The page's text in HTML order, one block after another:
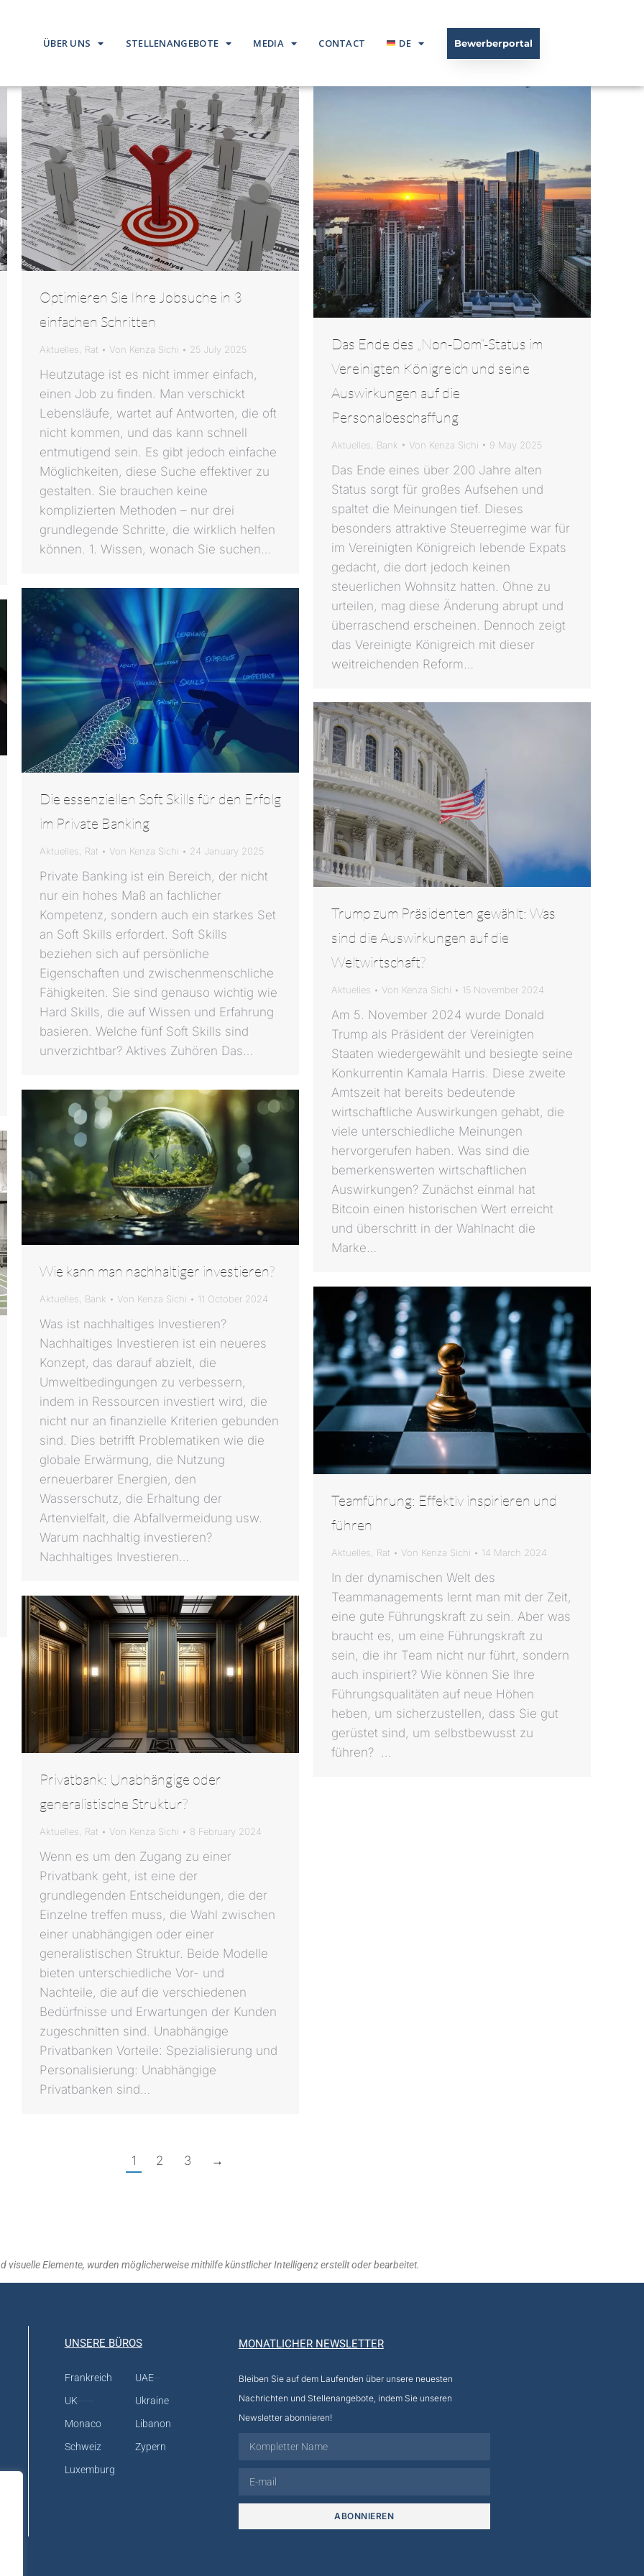
ÜBER UNS STELLENANGEBOTE MEDIA CONTACT DE Bewerberportal
Optimieren Sie Ihre Jobsuche in 3
einfachen Schritten
Aktuelles Rat Von Kenza Sichi 25 July 2025
Heutzutage ist es nicht immer einfach,
einen Job zu finden. Man verschickt
Lebensläufe, wartet auf Antworten, die oft
nicht kommen, und das kann schnell
entmutigend sein. Es gibt jedoch einfache
Möglichkeiten, diese Suche effektiver zu
gestalten. Sie brauchen keine
komplizierten Methoden – nur drei
grundlegende Schritte, die wirklich helfen
können. 1. Wissen, wonach Sie suchen…
Das Ende des „Non-Dom“-Status im
Vereinigten Königreich und seine
Auswirkungen auf die
Personalbeschaffung
Aktuelles Bank Von Kenza Sichi 9 May 2025
Das Ende eines über 200 Jahre alten
Status sorgt für großes Aufsehen und
spaltet die Meinungen tief. Dieses
besonders attraktive Steuerregime war für
im Vereinigten Königreich lebende Expats
gedacht, die dort jedoch keinen
steuerlichen Wohnsitz hatten. Ohne zu
urteilen, mag diese Änderung abrupt und
überraschend erscheinen. Dennoch zeigt
das Vereinigte Königreich mit dieser
weitreichenden Reform…
Die essenziellen Soft Skills für den Erfolg
im Private Banking
Aktuelles Rat Von Kenza Sichi 24 January 2025
Private Banking ist ein Bereich, der nicht
nur ein hohes Maß an fachlicher
Kompetenz, sondern auch ein starkes Set
an Soft Skills erfordert. Soft Skills
beziehen sich auf persönliche
Eigenschaften und zwischenmenschliche
Fähigkeiten. Sie sind genauso wichtig wie
Hard Skills, die auf Wissen und Erfahrung
basieren. Welche fünf Soft Skills sind
unverzichtbar? Aktives Zuhören Das…
Trump zum Präsidenten gewählt: Was
sind die Auswirkungen auf die
Weltwirtschaft?
Aktuelles Von Kenza Sichi 15 November 2024
Am 5. November 2024 wurde Donald
Trump als Präsident der Vereinigten
Staaten wiedergewählt und besiegte seine
Konkurrentin Kamala Harris. Diese zweite
Amtszeit hat bereits bedeutende
wirtschaftliche Auswirkungen gehabt, die
viele unterschiedliche Meinungen
hervorgerufen haben. Was sind die
bemerkenswerten wirtschaftlichen
Auswirkungen? Zunächst einmal hat
Bitcoin einen historischen Wert erreicht
und überschritt in der Wahlnacht die
Marke…
Wie kann man nachhaltiger investieren?
Aktuelles Bank Von Kenza Sichi 11 October 2024
Was ist nachhaltiges Investieren?
Nachhaltiges Investieren ist ein neueres
Konzept, das darauf abzielt, die
Umweltbedingungen zu verbessern,
indem in Ressourcen investiert wird, die
nicht nur an finanzielle Kriterien gebunden
sind. Dies betrifft Problematiken wie die
globale Erwärmung, die Nutzung
erneuerbarer Energien, den
Wasserschutz, die Erhaltung der
Artenvielfalt, die Abfallvermeidung usw.
Warum nachhaltig investieren?
Nachhaltiges Investieren…
Teamführung: Effektiv inspirieren und
führen
Aktuelles, Rat Von Kenza Sichi 14 March 2024
In der dynamischen Welt des
Teammanagements lernt man mit der Zeit,
eine gute Führungskraft zu sein. Aber was
braucht es, um eine Führungskraft zu
sein, die ihr Team nicht nur führt, sondern
auch inspiriert? Wie können Sie Ihre
Führungsqualitäten auf neue Höhen
heben, um sicherzustellen, dass Sie gut
gerüstet sind, um selbstbewusst zu
führen? …
Privatbank: Unabhängige oder
generalistische Struktur?
Aktuelles Rat Von Kenza Sichi 8 February 2024
Wenn es um den Zugang zu einer
Privatbank geht, ist eine der
grundlegenden Entscheidungen, die der
Einzelne treffen muss, die Wahl zwischen
einer unabhängigen oder einer
generalistischen Struktur. Beide Modelle
bieten unterschiedliche Vor- und
Nachteile, die auf die verschiedenen
Bedürfnisse und Erwartungen der Kunden
zugeschnitten sind. Unabhängige
Privatbanken Vorteile: Spezialisierung und
Personalisierung: Unabhängige
Privatbanken sind…
1 2 3 →
visuelle Elemente, wurden möglicherweise mithilfe künstlicher Intelligenz erstellt oder bearbeitet.
UNSERE BÜROS
Frankreich
UK
Monaco
Schweiz
Luxemburg
UAE
Ukraine
Libanon
Zypern
MONATLICHER NEWSLETTER
Bleiben Sie auf dem Laufenden über unsere neuesten
Nachrichten und Stellenangebote, indem Sie unseren
Newsletter abonnieren!
ABONNIEREN